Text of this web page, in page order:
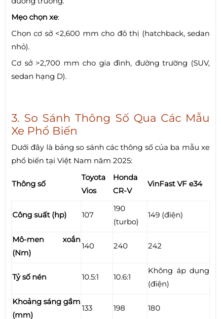
Mẹo chọn xe:
Chọn cơ sở <2,600 mm cho đô thị (hatchback, sedan
nhỏ).
Cơ sở >2,700 mm cho gia đình, đường trường (SUV,
sedan hạng D).
3. So Sánh Thông Số Qua Các Mẫu
Xe Phổ Biến
Dưới đây là bảng so sánh các thông số của ba mẫu xe
phổ biến tại Việt Nam năm 2025:
Thông số
Toyota
Vios
Honda
CR-V
VinFast VF e34
Công suất (hp) 107
190
(turbo)
149 (điện)
Mô-men xoắn
(Nm)
140 240 242
Tỷ số nén 10.5:1 10.6:1
Không áp dụng
(điện)
Khoảng sáng gầm
(mm)
133 198 180